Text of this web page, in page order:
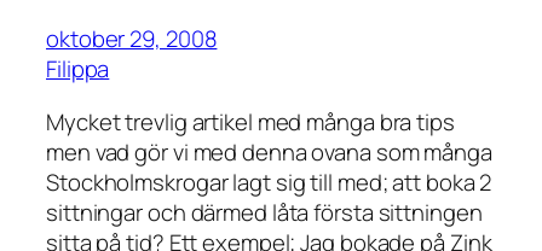
oktober 29, 2008
Filippa
Mycket trevlig artikel med många bra tips
men vad gör vi med denna ovana som många
Stockholmskrogar lagt sig till med; att boka 2
sittningar och därmed låta första sittningen
sitta på tid? Ett exempel; Jag bokade på Zink